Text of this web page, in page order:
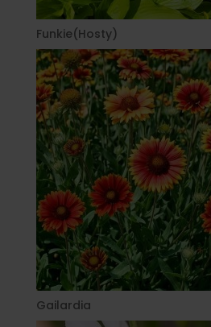
Funkie(Hosty)
Gailardia